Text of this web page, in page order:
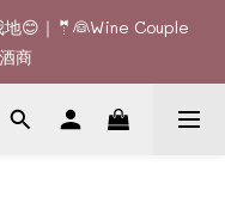
)｜🆕全新澳門送貨服務
地😊｜🤵👰Wine Couple
商
)｜🆕全新澳門送貨服務